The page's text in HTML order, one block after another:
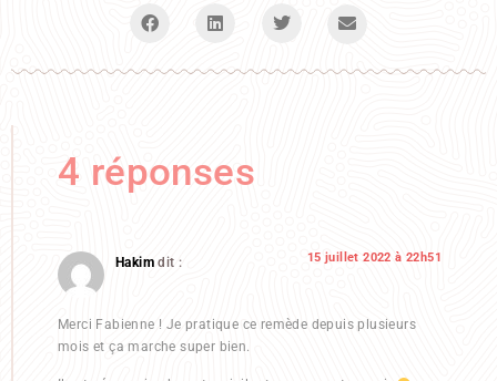
4 réponses
Hakim dit : 15 juillet 2022 à 22h51
Merci Fabienne ! Je pratique ce remède depuis plusieurs
mois et ça marche super bien.